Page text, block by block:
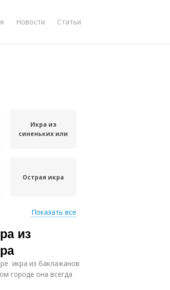
Новости Статьи
Икра из
синеньких или
Острая икра
Грибная икра
Показать все
из
икра из баклажанов
городе она всегда